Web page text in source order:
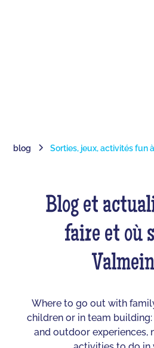
blog Sorties, jeux, activités fun
Blog et
faire et où
Where to go out with
children or in team
and outdoor experiences,